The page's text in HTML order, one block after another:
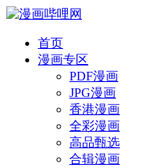
首页
漫画专区
PDF漫画
JPG漫画
香港漫画
全彩漫画
高品甄选
合辑漫画